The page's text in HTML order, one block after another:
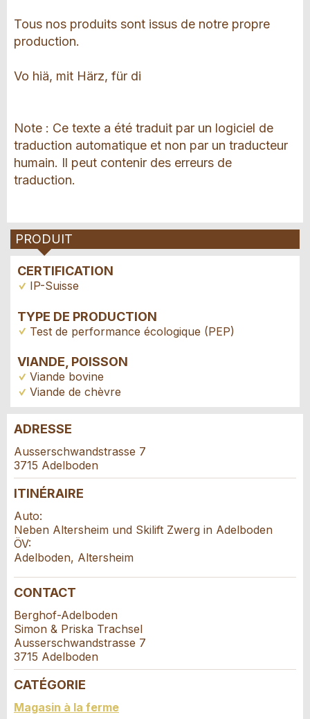
Tous nos produits sont issus de notre propre
production.
Vo hiä, mit Härz, für di
Note : Ce texte a été traduit par un logiciel de
traduction automatique et non par un traducteur
humain. Il peut contenir des erreurs de
traduction.
PRODUIT
CERTIFICATION
IP-Suisse
TYPE DE PRODUCTION
Test de performance écologique (PEP)
VIANDE, POISSON
Viande bovine
Viande de chèvre
Annonces répréhensibles
Vos commentaires sont grandement appréciés!
Commentaires généraux
Cette annonce n'est plus valable
Annonce incomplète
Recommander l'annonce
Recommandez cette annonce à des amis.
* Saisie nécessaire
RECOMMANDER L'ANNONCE
Réservation
Nombre de participants *:
Entreprise / organisation:
Complément d'adresse:
ADRESSE
Ausserschwandstrasse 7
3715 Adelboden
ITINÉRAIRE
Auto:
Neben Altersheim und Skilift Zwerg in Adelboden
ÖV:
Adelboden, Altersheim
CONTACT
Berghof-Adelboden
Simon & Priska Trachsel
Ausserschwandstrasse 7
3715 Adelboden
Contact
CATÉGORIE
Magasin à la ferme